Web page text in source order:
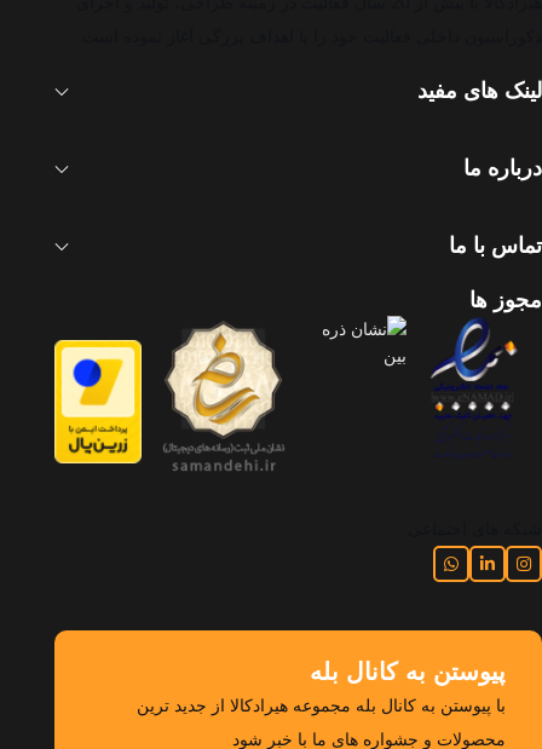
لینک های مفید
درباره ما
تماس با ما
مجوز ها
پیوستن به کانال بله
با پیوستن به کانال بله مجموعه هیرادکالا از جدید ترین
محصولات و جشواره های ما با خبر شود